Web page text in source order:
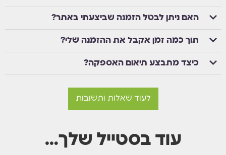
האם ניתן לבטל הזמנה שביצעתי באתר?
תוך כמה זמן אקבל את ההזמנה שלי?
כיצד מתבצע תיאום האספקה?
לעוד שאלות ותשובות
עוד בסטייל שלך…